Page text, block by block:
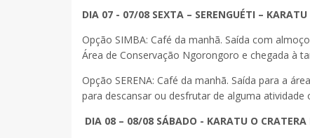
DIA 07 - 07/08 SEXTA – SERENGUÉTI –
Opção SIMBA: Café da manhã. Saída com
Área de Conservação Ngorongoro e chegada à
Opção SERENA: Café da manhã. Saída para a
para descansar ou desfrutar de alguma atividade
DIA 08 – 08/08 SÁBADO - KARATU O CRATERA